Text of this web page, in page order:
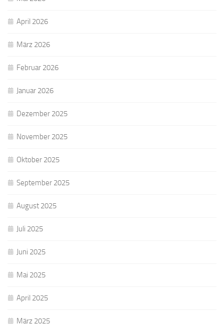
April 2026
März 2026
Februar 2026
Januar 2026
Dezember 2025
November 2025
Oktober 2025
September 2025
August 2025
Juli 2025
Juni 2025
Mai 2025
April 2025
März 2025